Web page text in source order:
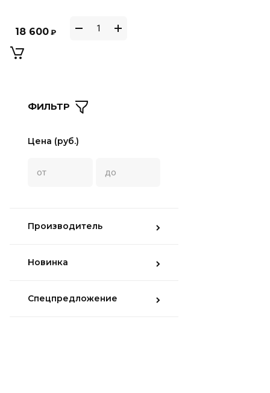
ФИЛЬТР
Цена (руб.)
Производитель
Новинка
Спецпредложение
18 600 ₽